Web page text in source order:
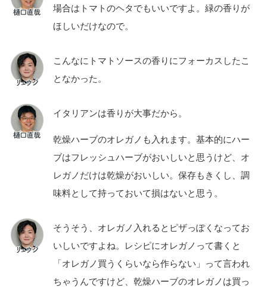
場合はトマトのヘタでもいいですよ。緑の香りが
ほしいだけなので。
こんなにトマトソースの香りにフォーカスしたこ
となかった。
イタリアンは香りが大事だから。
乾燥ハーブのオレガノも入れます。基本的にハー
ブはフレッシュハーブがおいしいと思うけど、オ
レガノだけは乾燥がおいしい。保存もきくし、調
味料として持っておいて損はないと思う。
そうそう、オレガノ入れるとピザっぽくなってお
いしいですよね。レシピにオレガノって書くと
「オレガノ買うくらいなら作らない」って言われ
ちゃうんですけど、乾燥ハーブのオレガノは買っ